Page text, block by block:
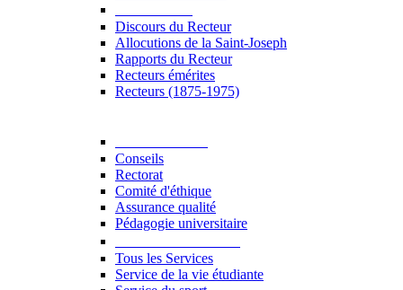
Discours du Recteur
Allocutions de la Saint-Joseph
Rapports du Recteur
Recteurs émérites
Recteurs (1875-1975)
Conseils
Rectorat
Comité d'éthique
Assurance qualité
Pédagogie universitaire
Tous les Services
Service de la vie étudiante